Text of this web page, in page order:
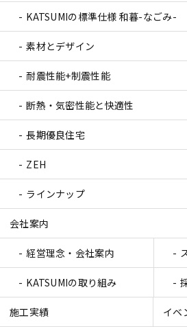
KATSUMIの標準仕様 和暮-なごみ-
素材とデザイン
耐震性能+制震性能
断熱・気密性能と快適性
長期優良住宅
ZEH
ラインナップ
会社案内
経営理念・会社案内
KATSUMIの取り組み
施工実績 イベ